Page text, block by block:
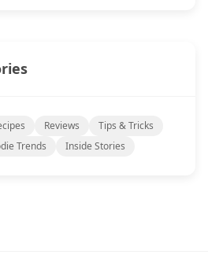
Reviews
Tips & Tricks
Trends Inside Stories